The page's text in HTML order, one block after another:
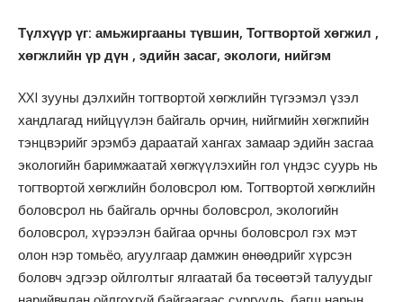
Түлхүүр үг: амьжиргааны түвшин, Тогтвортой хөгжил ,
хөгжлийн үр дүн , эдийн засаг, экологи, нийгэм
XXI зууны дэлхийн тогтвортой хөгжлийн түгээмэл үзэл
хандлагад нийцүүлэн байгаль орчин, нийгмийн хөгжпийн
тэнцвэрийг эрэмбэ дараатай хангах замаар эдийн засгаа
экологийн баримжаатай хөгжүүлэхийн гол үндэс суурь нь
тогтвортой хөгжлийн боловсрол юм. Тогтвортой хөгжлийн
боловсрол нь байгаль орчны боловсрол, экологийн
боловсрол, хүрээлэн байгаа орчны боловсрол гэх мэт
олон нэр томьёо, агуулгаар дамжин өнөөдрийг хүрсэн
боловч эдгээр ойлголтыг ялгаатай ба төсөөтэй талуудыг